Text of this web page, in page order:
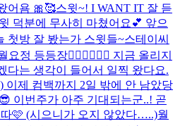
어욤 🎀🥰스윗~! I WANT IT 잘 듣
덕분에 무사히 마쳤어요💕 앞으
첫방 잘 봤는가 스윗들~스테이씨
요정 등등장🧚🏻‍♀️🧚🏻‍♀️ 지금 올리지
다는 생각이 들어서 일찍 왔다요.
이제 컴백까지 2일 밖에 안 남았당
이번주가 아주 기대되는군..! 곧
🩷 (시으니가 오지 않았다…..)월